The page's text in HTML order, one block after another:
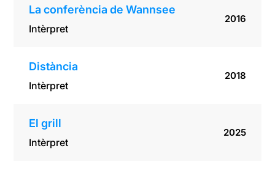
La conferència de Wannsee
Intèrpret
2016
Distància
Intèrpret
2018
El grill
Intèrpret
2025